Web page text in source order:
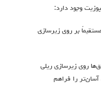
وجود دارد:
بر روی زیرسازی
روی زیرسازی ریلی
آسان‌تر را فراهم